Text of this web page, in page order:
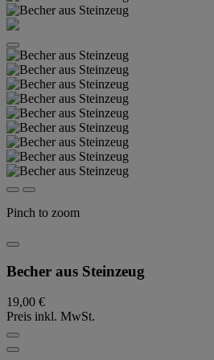
Pinch to zoom
Becher aus Steinzeug
19,00 €
Preis inkl. MwSt.